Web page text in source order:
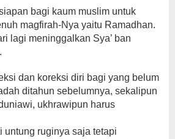
bagi kaum muslim untuk
magfirah-Nya yaitu Ramadhan.
lagi meninggalkan Sya’ ban
dan koreksi diri bagi yang belum
ditahun sebelumnya, sekalipun
ukhrawipun harus
untung ruginya saja tetapi